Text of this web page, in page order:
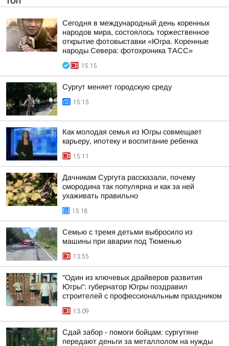
Сегодня в международный день коренных
народов мира, состоялось торжественное
открытие фотовыставки «Югра. Коренные
народы Севера: фотохроника ТАСС»
15:15
Сургут меняет городскую среду
15:15
Как молодая семья из Югры совмещает
карьеру, ипотеку и воспитание ребенка
15:11
Дачникам Сургута рассказали, почему
смородина так популярна и как за ней
ухаживать правильно
15:18
Семью с тремя детьми выбросило из
машины при аварии под Тюменью
13:55
"Один из ключевых драйверов развития
Югры": губернатор Югры поздравил
строителей с профессиональным праздником
13:09
Сдай забор - помоги бойцам: сургутяне
передают деньги за металлолом на нужды